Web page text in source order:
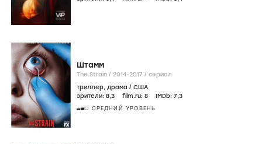
Штамм
The Strain / 2014-2017 / сериал
триллер, драма / США
зрители: 8,3 film.ru: 8 IMDb: 7,3
СРЕДНИЙ УРОВЕНЬ